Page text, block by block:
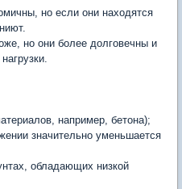
но если они находятся
но они более долговечны и
например, бетона);
значительно уменьшается
обладающих низкой